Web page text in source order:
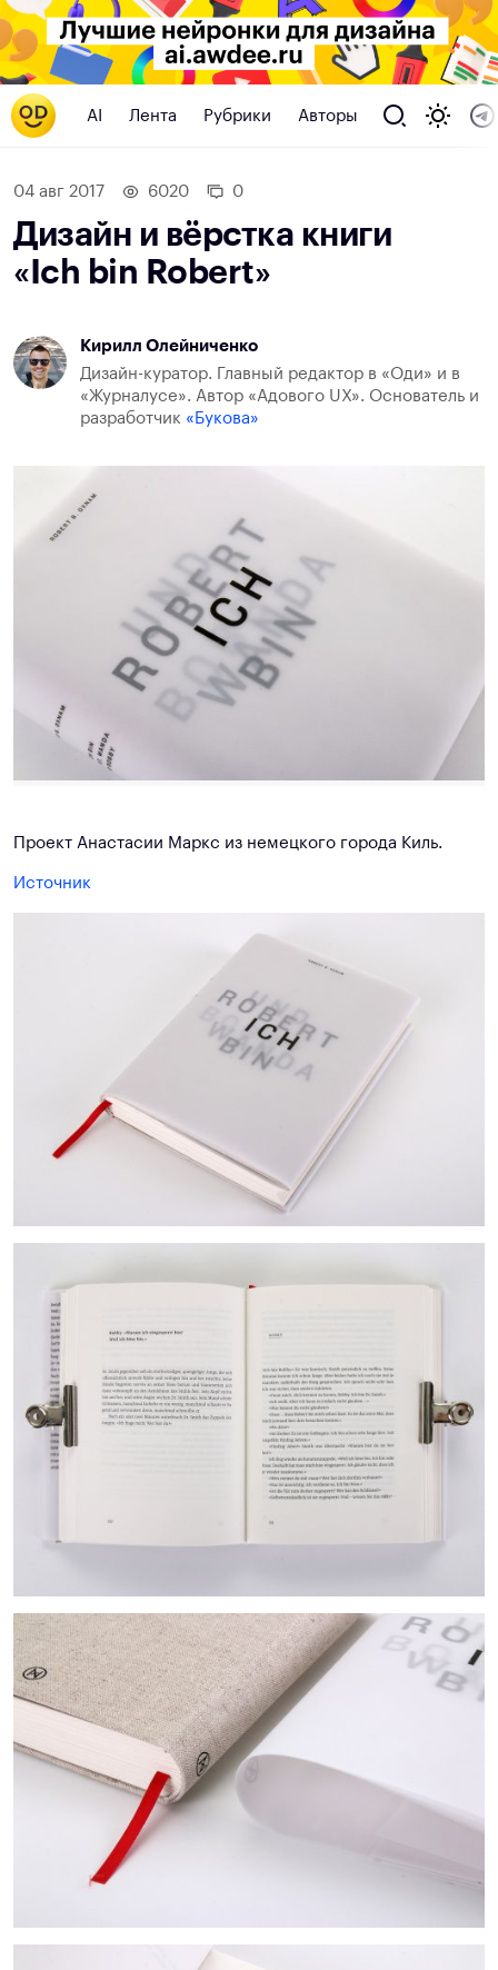
AI Лента Рубрики Авторы
04 авг 2017 6020 0
Дизайн и вёрстка книги
«Ich bin Robert»
Кирилл Олейниченко
Дизайн-куратор. Главный редактор в «Оди» и в
«Журналусе». Автор «Адового UX». Основатель и
разработчик «Букова»
Проект Анастасии Маркс из немецкого города Киль.
Источник